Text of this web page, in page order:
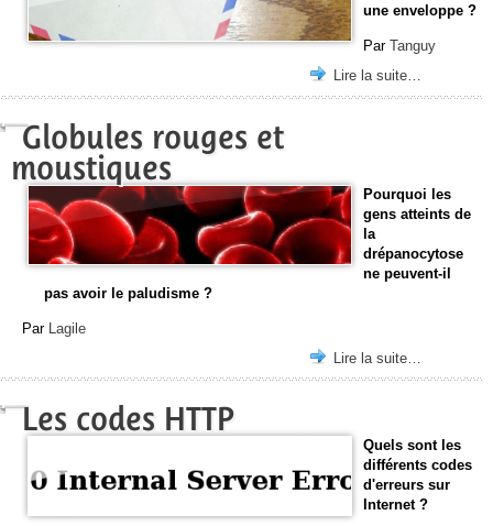
une enveloppe ?
Par Tanguy
Lire la suite…
Globules rouges et
moustiques
Pourquoi les
gens atteints de
la
drépanocytose
ne peuvent-il
pas avoir le paludisme ?
Par Lagile
Lire la suite…
Les codes HTTP
Quels sont les
différents codes
d'erreurs sur
Internet ?